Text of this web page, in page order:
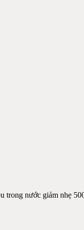
nước giảm nhẹ